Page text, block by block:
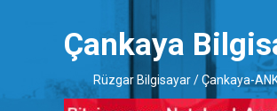
Çankaya
Rüzgar Bilgisayar / Çankaya-